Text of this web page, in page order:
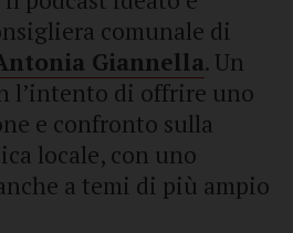
comunale di
Giannella. Un
l’intento di offrire uno
e confronto sulla
locale, con uno
a temi di più ampio